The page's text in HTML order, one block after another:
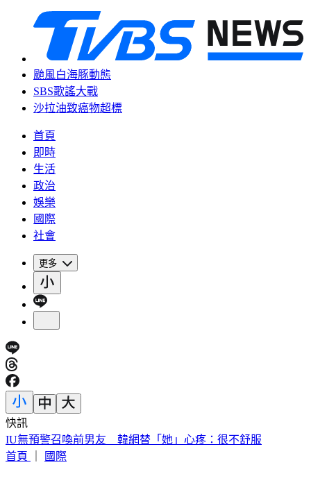
颱風白海豚動態
SBS歌謠大戰
沙拉油致癌物超標
首頁
即時
生活
政治
娛樂
國際
社會
更多
快訊
快訊／財神爺不在家 威力彩頭獎、二獎雙槓龜
首頁
國際